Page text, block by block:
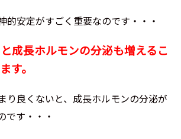
的安定がすごく重要なのです・・・
成長ホルモンの分泌も増えるこ
す。
り良くないと、成長ホルモンの分泌が
です・・・